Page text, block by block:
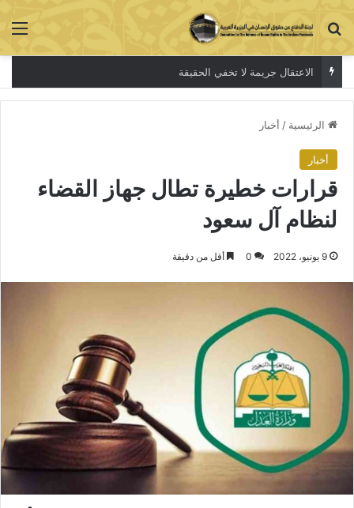
بحث عن
الاعتقال جريمة لا تخفي الحقيقة
الرئيسية / أخبار
أخبار
قرارات خطيرة تطال جهاز القضاء
لنظام آل سعود
9 يونيو، 2022 0 أقل من دقيقة